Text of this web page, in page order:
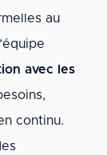
au
avec les
continu.